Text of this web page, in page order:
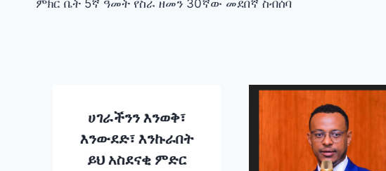
ምክር ቤት 5ኛ ዓመት የስራ ዘመን 30ኛው መደበኛ ስብሰባ
ሀገራችንን እንወቅ፣
እንውደድ፣ እንኩራበት
ይህ አስደናቂ ምድር